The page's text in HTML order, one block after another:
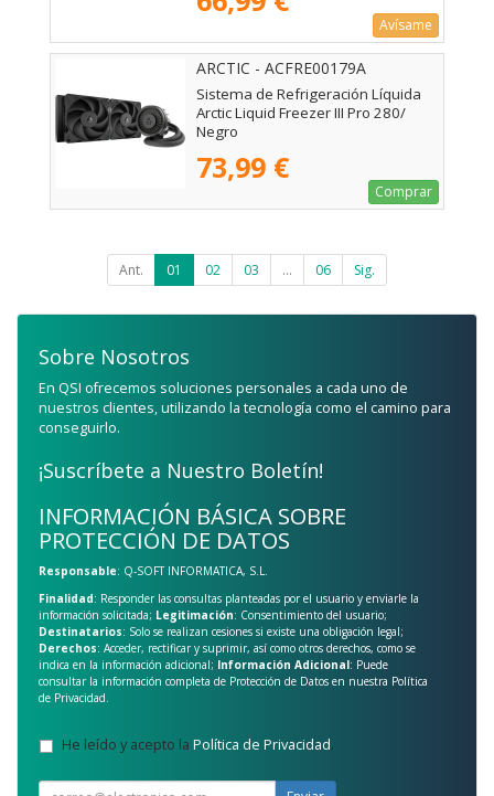
Avísame
ARCTIC - ACFRE00179A
Sistema de Refrigeración Líquida
Arctic Liquid Freezer III Pro 280/
Negro
73,99 €
Comprar
Ant. 01 02 03 ... 06 Sig.
Sobre Nosotros
En QSI ofrecemos soluciones personales a cada uno de
nuestros clientes, utilizando la tecnología como el camino para
conseguirlo.
¡Suscríbete a Nuestro Boletín!
INFORMACIÓN BÁSICA SOBRE
PROTECCIÓN DE DATOS
Responsable: Q-SOFT INFORMATICA, S.L.
Finalidad: Responder las consultas planteadas por el usuario y enviarle la
información solicitada; Legitimación: Consentimiento del usuario;
Destinatarios: Solo se realizan cesiones si existe una obligación legal;
Derechos: Acceder, rectificar y suprimir, así como otros derechos, como se
indica en la información adicional; Información Adicional: Puede
consultar la información completa de Protección de Datos en nuestra Política
de Privacidad.
He leído y acepto la Política de Privacidad.